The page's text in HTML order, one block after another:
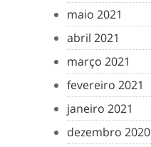
maio 2021
abril 2021
março 2021
fevereiro 2021
janeiro 2021
dezembro 2020